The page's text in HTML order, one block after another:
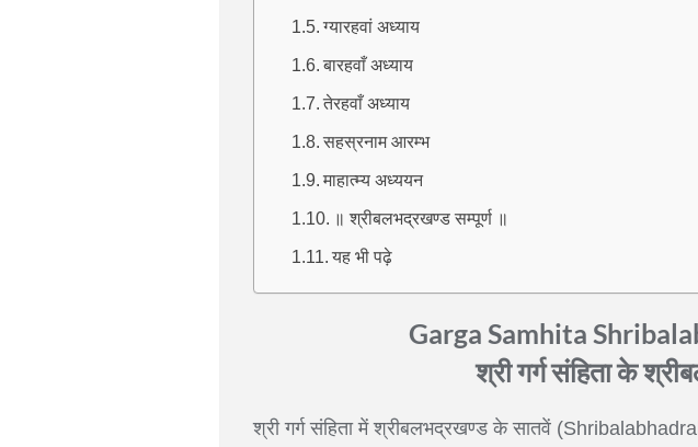
ग्यारहवां अध्याय
बारहवाँ अध्याय
तेरहवाँ अध्याय
सहस्रनाम आरम्भ
माहात्म्य अध्ययन
॥ श्रीबलभद्रखण्ड सम्पूर्ण ॥
यह भी पढ़े
Garga Samhita
श्री गर्ग संहिता के
श्री गर्ग संहिता में श्रीबलभद्रखण्ड के सातवें